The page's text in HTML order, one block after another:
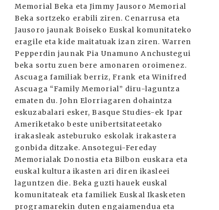
Memorial Beka eta Jimmy Jausoro Memorial
Beka sortzeko erabili ziren. Cenarrusa eta
Jausoro jaunak Boiseko Euskal komunitateko
eragile eta kide maitatuak izan ziren. Warren
Pepperdin jaunak Pia Unamuno Anchustegui
beka sortu zuen bere amonaren oroimenez.
Ascuaga familiak berriz, Frank eta Winifred
Ascuaga “Family Memorial” diru-laguntza
ematen du. John Elorriagaren dohaintza
eskuzabalari esker, Basque Studies-ek Ipar
Ameriketako beste unibertsitateetako
irakasleak asteburuko eskolak irakastera
gonbida ditzake. Ansotegui-Fereday
Memorialak Donostia eta Bilbon euskara eta
euskal kultura ikasten ari diren ikasleei
laguntzen die. Beka guzti hauek euskal
komunitateak eta familiek Euskal Ikasketen
programarekin duten engaiamendua eta